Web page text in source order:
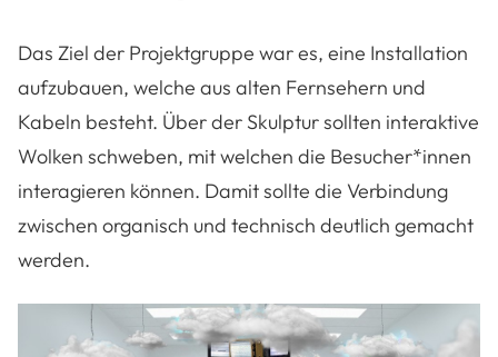
Das Ziel der Projektgruppe war es, eine Installation
aufzubauen, welche aus alten Fernsehern und
Kabeln besteht. Über der Skulptur sollten interaktive
Wolken schweben, mit welchen die Besucher*innen
interagieren können. Damit sollte die Verbindung
zwischen organisch und technisch deutlich gemacht
werden.